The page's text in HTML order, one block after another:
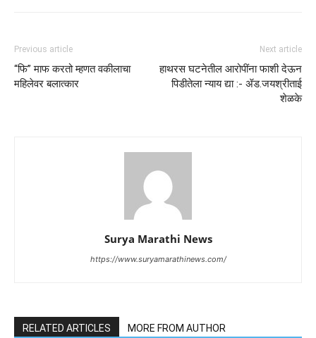
Previous article
“फि” माफ करतो म्हणत वकीलाचा
महिलेवर बलात्कार
Next article
हाथरस घटनेतील आरोपींना फाशी देऊन
पिडीतेला न्याय द्या :- ॲड.जयश्रीताई
शेळके
Surya Marathi News
https://www.suryamarathinews.com/
RELATED ARTICLES MORE FROM AUTHOR